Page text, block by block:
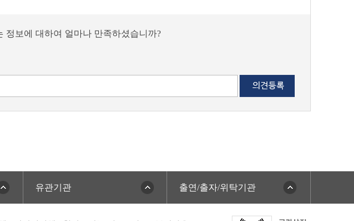
정보에 대하여 얼마나 만족하셨습니까?
유관기관 출연/출자/위탁기관